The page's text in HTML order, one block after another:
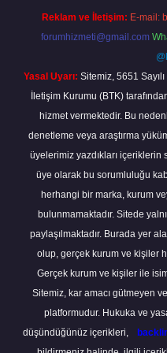
Reklam ve İletişim: E-mail:
forumhizmeti@gmail.com
Yasal Uyarı: Sitemiz, 5651
İletişim Kurumu (BTK)
hizmet vermektedir. Bu
denetleme veya araştırma
üyelerimiz yazdıkları içeriklerin
üye olarak bu sorumluluğu
herhangi bir marka, kurum
bulunmamaktadır. Sitede
paylaşılmaktadır. Burada yer
olup, gerçek kurum ve kişiler
Gerçek kurum ve kişiler ile
Sitemiz, kar amacı gütmeyen
platformudur. Hukuka ve
düşündüğünüz içerikleri,